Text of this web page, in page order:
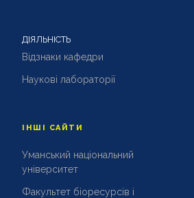
ДІЯЛЬНІСТЬ
Відзнаки кафедри
Наукові лабораторії
ІНШІ САЙТИ
Уманський національний
університет
Факультет біоресурсів і